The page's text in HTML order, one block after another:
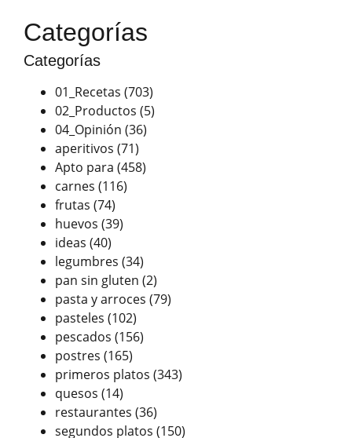
Categorías
Categorías
01_Recetas (703)
02_Productos (5)
04_Opinión (36)
aperitivos (71)
Apto para (458)
carnes (116)
frutas (74)
huevos (39)
ideas (40)
legumbres (34)
pan sin gluten (2)
pasta y arroces (79)
pasteles (102)
pescados (156)
postres (165)
primeros platos (343)
quesos (14)
restaurantes (36)
segundos platos (150)